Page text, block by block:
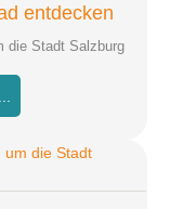
entdecken
die Stadt Salzburg